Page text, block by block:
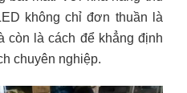
không chỉ đơn thuần là
còn là cách để khẳng định
chuyên nghiệp.